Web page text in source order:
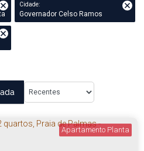
Cidade:
Governador Celso Ramos
Apartamento Planta